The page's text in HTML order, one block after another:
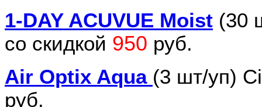
1-DAY ACUVUE Moist (30
со скидкой 950 руб.
Air Optix Aqua (3 шт/уп)
руб.